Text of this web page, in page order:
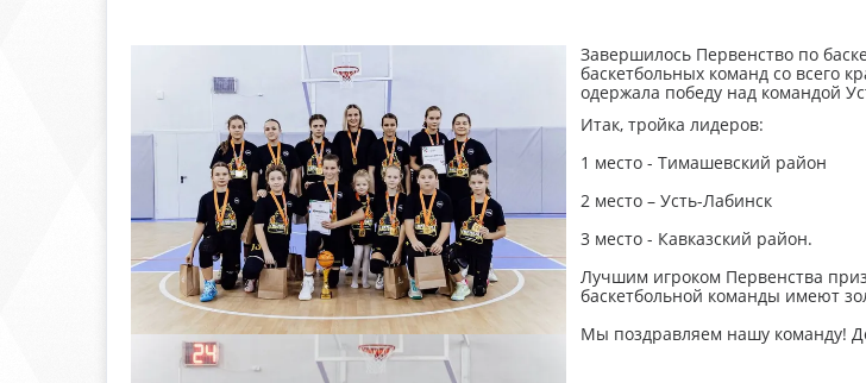
Завершилось Первенство по
баскетбольных команд со всего
одержала победу над командой
Итак, тройка лидеров:
1 место - Тимашевский район
2 место – Усть-Лабинск
3 место - Кавказский район.
Лучшим игроком Первенства
баскетбольной команды имеют
Мы поздравляем нашу команду!